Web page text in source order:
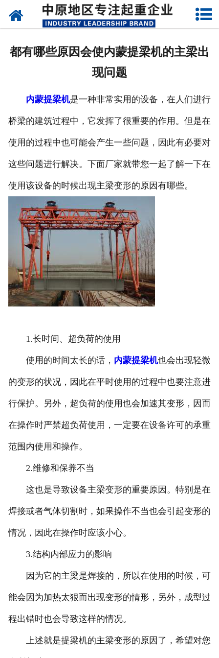
网站首页
企业视频
成功案例
联系我们
都有哪些原因会使内蒙提梁机的主梁出
现问题
内蒙提梁机是一种非常实用的设备，在人们进行
桥梁的建筑过程中，它发挥了很重要的作用。但是在
使用的过程中也可能会产生一些问题，因此有必要对
这些问题进行解决。下面厂家就带您一起了解一下在
使用该设备的时候出现主梁变形的原因有哪些。
1.长时间、超负荷的使用
使用的时间太长的话， 内蒙提梁机也会出现轻微
的变形的状况，因此在平时使用的过程中也要注意进
行保护。另外，超负荷的使用也会加速其变形，因而
在操作时严禁超负荷使用，一定要在设备许可的承重
范围内使用和操作。
2.维修和保养不当
这也是导致设备主梁变形的重要原因。特别是在
焊接或者气体切割时，如果操作不当也会引起变形的
情况，因此在操作时应该小心。
3.结构内部应力的影响
因为它的主梁是焊接的，所以在使用的时候，可
能会因为加热太狠而出现变形的情形，另外，成型过
程出错时也会导致这样的情况。
上述就是提梁机的主梁变形的原因了，希望对您